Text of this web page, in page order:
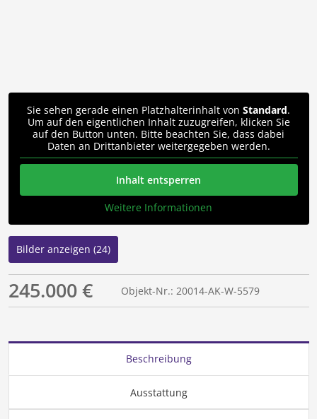
Sie sehen gerade einen Platzhalterinhalt von Standard.
Um auf den eigentlichen Inhalt zuzugreifen, klicken Sie
auf den Button unten. Bitte beachten Sie, dass dabei
Daten an Drittanbieter weitergegeben werden.
Inhalt entsperren
Weitere Informationen
Bilder anzeigen (24)
245.000 € Objekt-Nr.: 20014-AK-W-5579
Beschreibung
Ausstattung